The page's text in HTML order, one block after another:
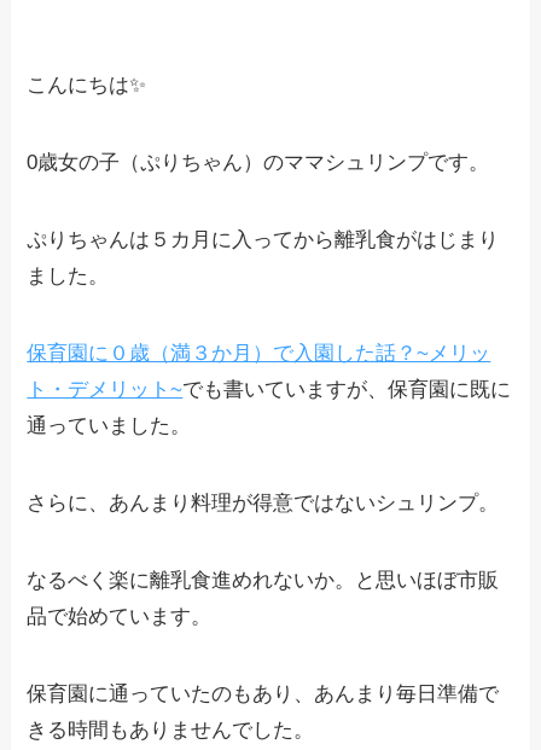
こんにちは✨
0歳女の子（ぷりちゃん）のママシュリンプです。
ぷりちゃんは５カ月に入ってから離乳食がはじまり
ました。
保育園に０歳（満３か月）で入園した話？~メリッ
ト・デメリット~でも書いていますが、保育園に既に
通っていました。
さらに、あんまり料理が得意ではないシュリンプ。
なるべく楽に離乳食進めれないか。と思いほぼ市販
品で始めています。
保育園に通っていたのもあり、あんまり毎日準備で
きる時間もありませんでした。